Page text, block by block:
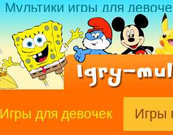
Мультики игры для
Игры для девочек Игры